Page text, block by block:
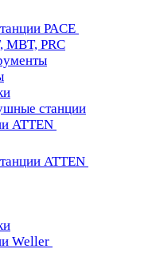
PACE
MBT, PRC
станции
ATTEN
ATTEN
Weller